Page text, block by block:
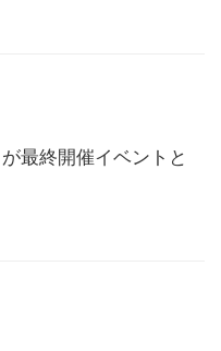
最終開催イベントと